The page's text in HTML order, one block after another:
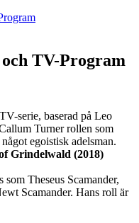
TV-Program
serie, baserad på Leo
Turner rollen som
egoistisk adelsman.
Grindelwald (2018)
Theseus Scamander,
Scamander. Hans roll är